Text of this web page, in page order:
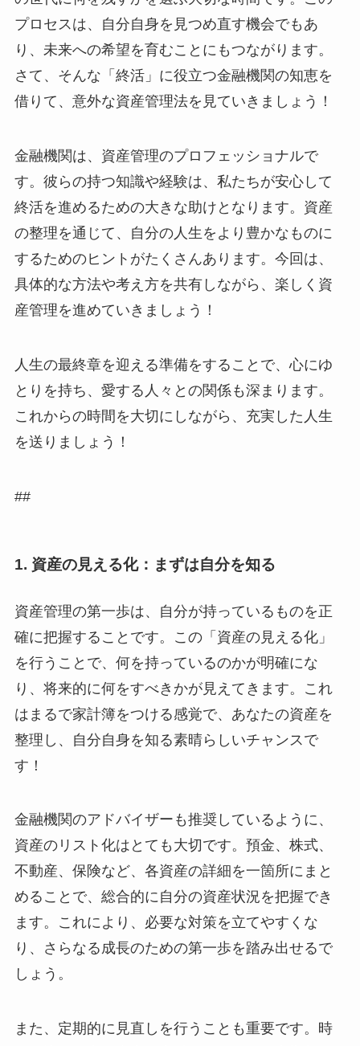
プロセスは、自分自身を見つめ直す機会でもあ
り、未来への希望を育むことにもつながります。
さて、そんな「終活」に役立つ金融機関の知恵を
借りて、意外な資産管理法を見ていきましょう！
金融機関は、資産管理のプロフェッショナルで
す。彼らの持つ知識や経験は、私たちが安心して
終活を進めるための大きな助けとなります。資産
の整理を通じて、自分の人生をより豊かなものに
するためのヒントがたくさんあります。今回は、
具体的な方法や考え方を共有しながら、楽しく資
産管理を進めていきましょう！
人生の最終章を迎える準備をすることで、心にゆ
とりを持ち、愛する人々との関係も深まります。
これからの時間を大切にしながら、充実した人生
を送りましょう！
##
1. 資産の見える化：まずは自分を知る
資産管理の第一歩は、自分が持っているものを正
確に把握することです。この「資産の見える化」
を行うことで、何を持っているのかが明確にな
り、将来的に何をすべきかが見えてきます。これ
はまるで家計簿をつける感覚で、あなたの資産を
整理し、自分自身を知る素晴らしいチャンスで
す！
金融機関のアドバイザーも推奨しているように、
資産のリスト化はとても大切です。預金、株式、
不動産、保険など、各資産の詳細を一箇所にまと
めることで、総合的に自分の資産状況を把握でき
ます。これにより、必要な対策を立てやすくな
り、さらなる成長のための第一歩を踏み出せるで
しょう。
また、定期的に見直しを行うことも重要です。時